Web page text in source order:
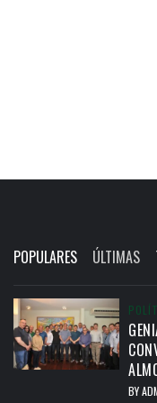
POPULARES ÚLTIMAS
BY